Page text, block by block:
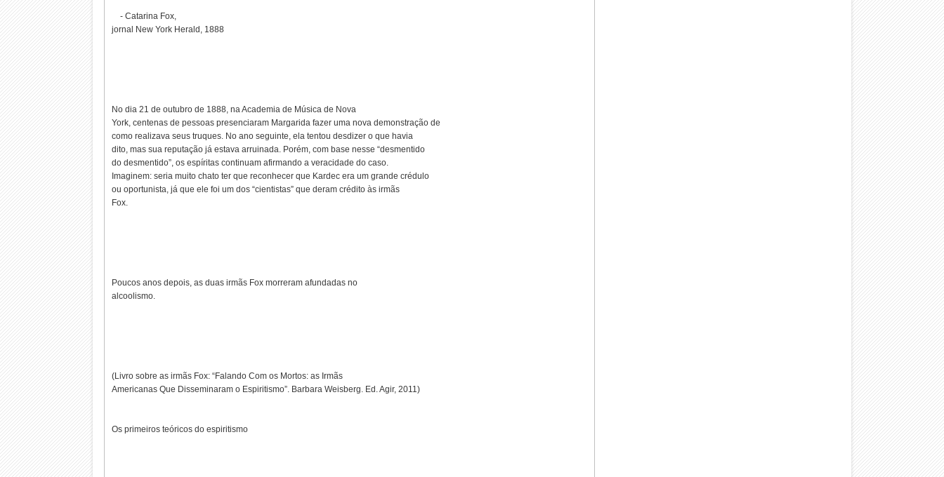
- Catarina Fox,
jornal New York Herald, 1888
No dia 21 de outubro de 1888, na Academia de Música de Nova
York, centenas de pessoas presenciaram Margarida fazer uma nova demonstração de
como realizava seus truques. No ano seguinte, ela tentou desdizer o que havia
dito, mas sua reputação já estava arruinada. Porém, com base nesse “desmentido
do desmentido”, os espíritas continuam afirmando a veracidade do caso.
Imaginem: seria muito chato ter que reconhecer que Kardec era um grande crédulo
ou oportunista, já que ele foi um dos “cientistas” que deram crédito às irmãs
Fox.
Poucos anos depois, as duas irmãs Fox morreram afundadas no
alcoolismo.
(Livro sobre as irmãs Fox: “Falando Com os Mortos: as Irmãs
Americanas Que Disseminaram o Espiritismo”. Barbara Weisberg. Ed. Agir, 2011)
Os primeiros teóricos do espiritismo